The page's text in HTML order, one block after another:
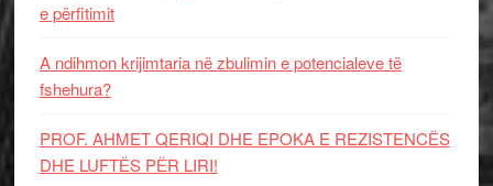
e përfitimit
A ndihmon krijimtaria në zbulimin e potencialeve të
fshehura?
PROF. AHMET QERIQI DHE EPOKA E REZISTENCЁS
DHE LUFTЁS PЁR LIRI!